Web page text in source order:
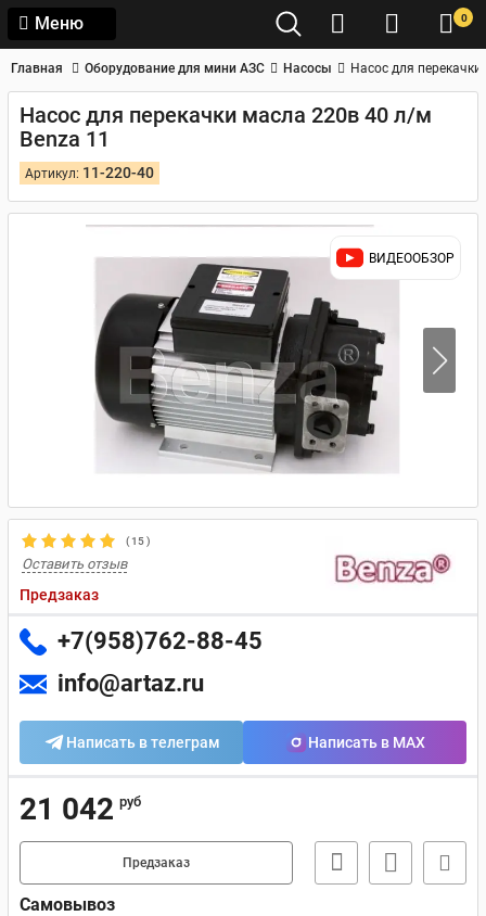
Меню 0
Главная Оборудование для мини АЗС Насосы Насос для
Насос для перекачки масла 220в 40 л/м
Benza 11
Артикул: 11-220-40
ВИДЕООБЗОР
(15)
Оставить отзыв
Предзаказ
+7(958)762-88-45
info@artaz.ru
Написать в телеграм Написать в MAX
21 042 руб
Предзаказ
Самовывоз